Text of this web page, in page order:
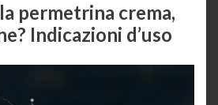
permetrina crema,
Indicazioni d’uso